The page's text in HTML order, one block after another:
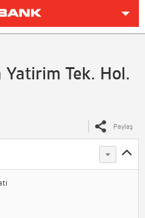
Yatirim Tek. Hol.
Paylaş